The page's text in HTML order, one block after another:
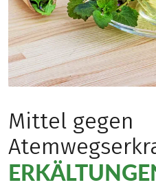
Mittel gegen